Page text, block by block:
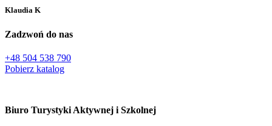
Klaudia K
Zadzwoń do nas
+48 504 538 790
Pobierz katalog
Biuro Turystyki Aktywnej i Szkolnej